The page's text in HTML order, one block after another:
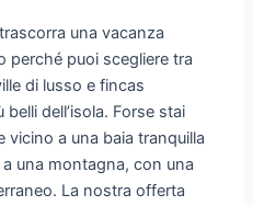
una vacanza
perché puoi scegliere tra
di lusso e fincas
dell’isola. Forse stai
vicino a una baia tranquilla
una montagna, con una
La nostra offerta